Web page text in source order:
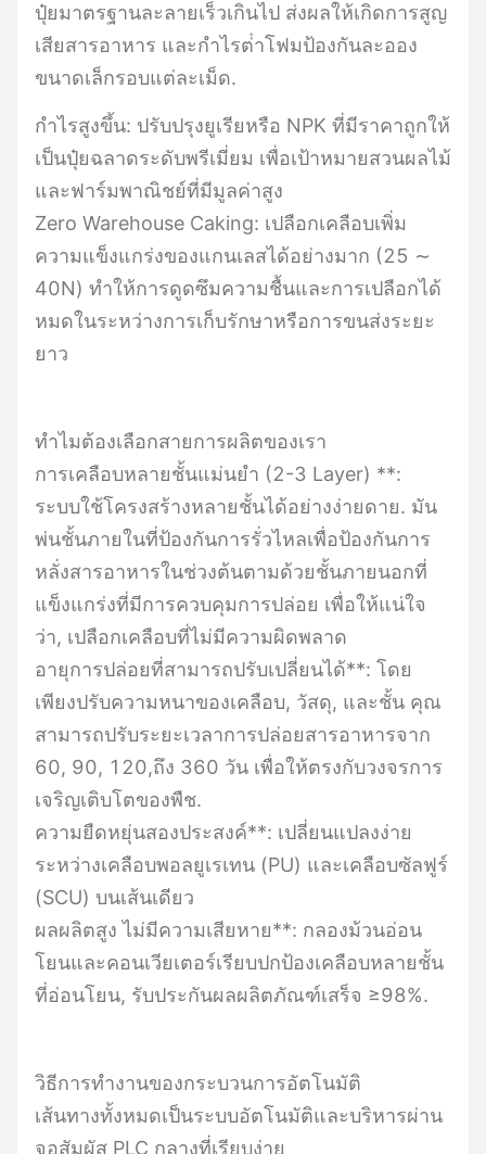
ปุ๋ยมาตรฐานละลายเร็วเกินไป ส่งผลให้เกิดการสูญ
เสียสารอาหาร และกําไรต่ําโฟมป้องกันละออง
ขนาดเล็กรอบแต่ละเม็ด.
กําไรสูงขึ้น: ปรับปรุงยูเรียหรือ NPK ที่มีราคาถูกให้
เป็นปุ๋ยฉลาดระดับพรีเมี่ยม เพื่อเป้าหมายสวนผลไม้
และฟาร์มพาณิชย์ที่มีมูลค่าสูง
Zero Warehouse Caking: เปลือกเคลือบเพิ่ม
ความแข็งแกร่งของแกนเลสได้อย่างมาก (25 ∼
40N) ทําให้การดูดซึมความชื้นและการเปลือกได้
หมดในระหว่างการเก็บรักษาหรือการขนส่งระยะ
ยาว
ทําไมต้องเลือกสายการผลิตของเรา
การเคลือบหลายชั้นแม่นยํา (2-3 Layer) **:
ระบบใช้โครงสร้างหลายชั้นได้อย่างง่ายดาย. มัน
พ่นชั้นภายในที่ป้องกันการรั่วไหลเพื่อป้องกันการ
หลั่งสารอาหารในช่วงต้นตามด้วยชั้นภายนอกที่
แข็งแกร่งที่มีการควบคุมการปล่อย เพื่อให้แน่ใจ
ว่า, เปลือกเคลือบที่ไม่มีความผิดพลาด
อายุการปล่อยที่สามารถปรับเปลี่ยนได้**: โดย
เพียงปรับความหนาของเคลือบ, วัสดุ, และชั้น คุณ
สามารถปรับระยะเวลาการปล่อยสารอาหารจาก
60, 90, 120,ถึง 360 วัน เพื่อให้ตรงกับวงจรการ
เจริญเติบโตของพืช.
ความยืดหยุ่นสองประสงค์**: เปลี่ยนแปลงง่าย
ระหว่างเคลือบพอลยูเรเทน (PU) และเคลือบซัลฟูร์
(SCU) บนเส้นเดียว
ผลผลิตสูง ไม่มีความเสียหาย**: กลองม้วนอ่อน
โยนและคอนเวียเตอร์เรียบปกป้องเคลือบหลายชั้น
ที่อ่อนโยน, รับประกันผลผลิตภัณฑ์เสร็จ ≥98%.
วิธีการทํางานของกระบวนการอัตโนมัติ
เส้นทางทั้งหมดเป็นระบบอัตโนมัติและบริหารผ่าน
จอสัมผัส PLC กลางที่เรียบง่าย